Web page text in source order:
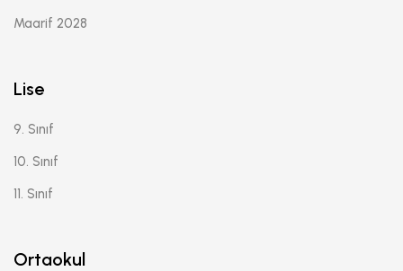
Maarif 2028
Lise
9. Sınıf
10. Sınıf
11. Sınıf
Ortaokul